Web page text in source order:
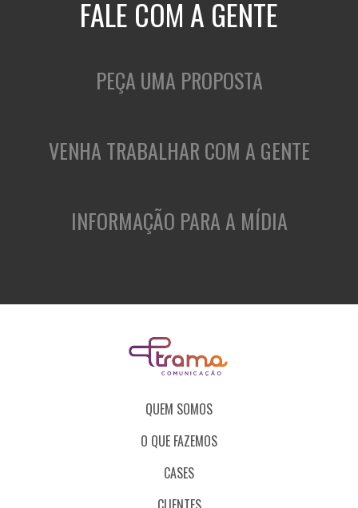
FALE COM A GENTE
PEÇA UMA PROPOSTA
VENHA TRABALHAR COM A GENTE
INFORMAÇÃO PARA A MÍDIA
QUEM SOMOS
O QUE FAZEMOS
CASES